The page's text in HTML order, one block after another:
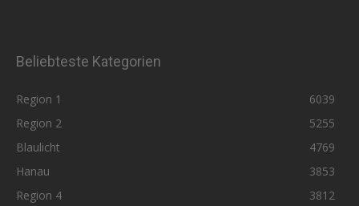
Beliebteste Kategorien
Region 1
6039
Region 2
5255
Blaulicht
4769
Hanau
3853
Region 4
3812